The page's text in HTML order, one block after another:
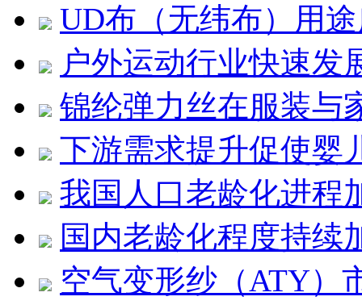
UD布（无纬布）用
户外运动行业快速发
锦纶弹力丝在服装与
下游需求提升促使婴
我国人口老龄化进程
国内老龄化程度持续
空气变形纱（ATY）